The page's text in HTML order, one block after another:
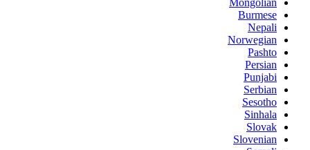
Burmese
Nepali
Norwegian
Pashto
Persian
Punjabi
Serbian
Sesotho
Sinhala
Slovak
Slovenian